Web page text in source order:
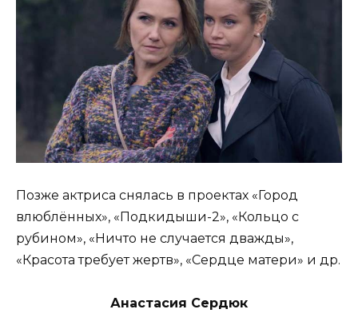
Позже актриса снялась в проектах «Город
влюблённых», «Подкидыши-2», «Кольцо с
рубином», «Ничто не случается дважды»,
«Красота требует жертв», «Сердце матери» и др.
Анастасия Сердюк